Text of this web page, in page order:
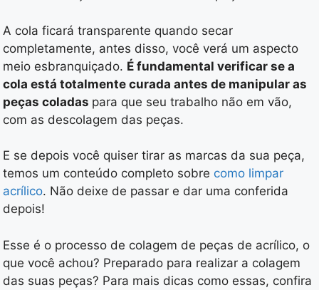
A cola ficará transparente quando secar
completamente, antes disso, você verá um aspecto
meio esbranquiçado. É fundamental verificar se a
cola está totalmente curada antes de manipular as
peças coladas para que seu trabalho não em vão,
com as descolagem das peças.
E se depois você quiser tirar as marcas da sua peça,
temos um conteúdo completo sobre como limpar
acrílico. Não deixe de passar e dar uma conferida
depois!
Esse é o processo de colagem de peças de acrílico, o
que você achou? Preparado para realizar a colagem
das suas peças? Para mais dicas como essas, confira